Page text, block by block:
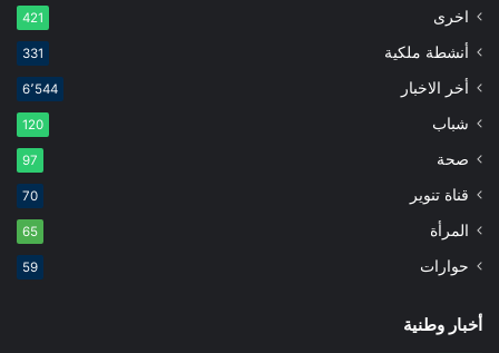
اخرى 421
أنشطة ملكية 331
أخر الاخبار 6٬544
شباب 120
صحة 97
قناة تنوير 70
المرأة 65
حوارات 59
أخبار وطنية